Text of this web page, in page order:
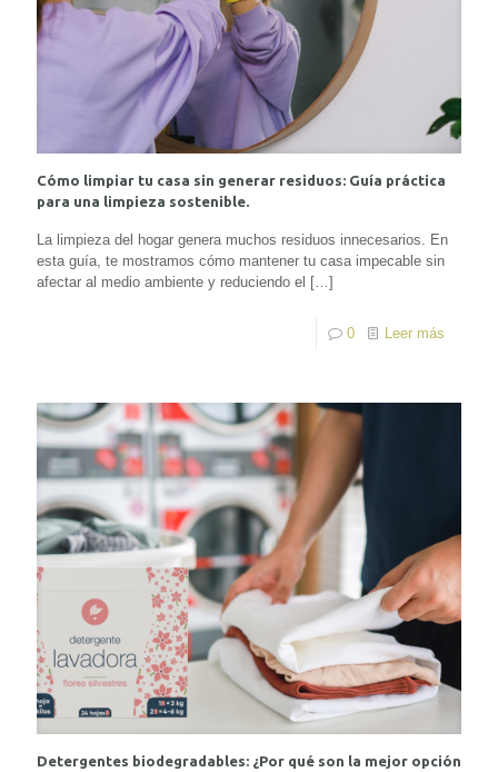
Cómo limpiar tu casa sin generar residuos: Guía práctica
para una limpieza sostenible.
La limpieza del hogar genera muchos residuos innecesarios. En
esta guía, te mostramos cómo mantener tu casa impecable sin
afectar al medio ambiente y reduciendo el […]
0 Leer más
Detergentes biodegradables: ¿Por qué son la mejor opción